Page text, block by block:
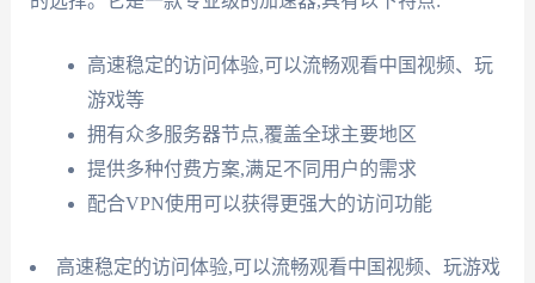
高速稳定的访问体验,可以流畅观看中国视频、玩
游戏等
拥有众多服务器节点,覆盖全球主要地区
提供多种付费方案,满足不同用户的需求
配合VPN使用可以获得更强大的访问功能
高速稳定的访问体验,可以流畅观看中国视频、玩游戏